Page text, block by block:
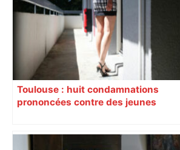
Toulouse : huit condamnations
prononcées contre des jeunes